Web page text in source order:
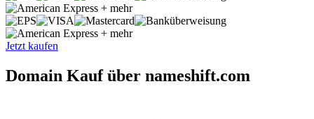
+ mehr
+ mehr
Jetzt kaufen
Domain Kauf über nameshift.com